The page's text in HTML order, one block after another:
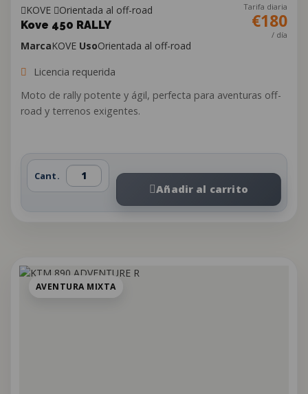
KOVE
Orientada al off-road
Kove 450 RALLY
Tarifa diaria
€180
/ día
MarcaKOVE UsoOrientada al off-road
Licencia requerida
Moto de rally potente y ágil, perfecta para aventuras off-
road y terrenos exigentes.
Cant.
Añadir al carrito
AVENTURA MIXTA